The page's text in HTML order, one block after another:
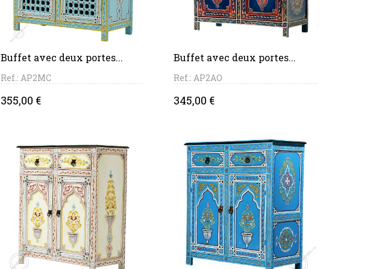
PANIER
Buffet avec deux portes...
Ref.: AP2MC
Price
355,00 €
PANIER
Buffet avec deux portes...
Ref.: AP2AO
Price
345,00 €